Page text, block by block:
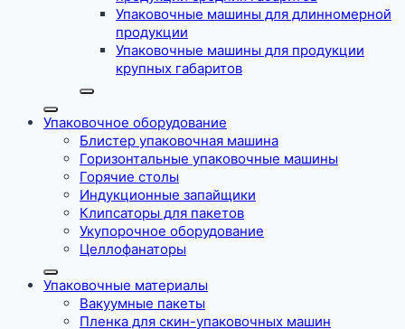
Упаковочные машины для длинномерной
продукции
Упаковочные машины для продукции
крупных габаритов
Упаковочное оборудование
Блистер упаковочная машина
Горизонтальные упаковочные машины
Горячие столы
Индукционные запайщики
Клипсаторы для пакетов
Укупорочное оборудование
Целлофанаторы
Упаковочные материалы
Вакуумные пакеты
Пленка для скин-упаковочных машин